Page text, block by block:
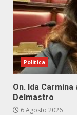
Politica
On. Ida
Delmastro
6 Agosto 2026